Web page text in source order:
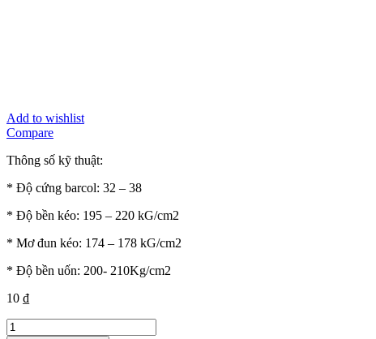
Add to wishlist
Compare
Thông số kỹ thuật:
* Độ cứng barcol: 32 – 38
* Độ bền kéo: 195 – 220 kG/cm2
* Mơ đun kéo: 174 – 178 kG/cm2
* Độ bền uốn: 200- 210Kg/cm2
10 ₫
BỒN